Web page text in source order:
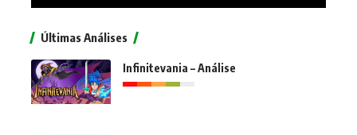
Últimas Análises
Infinitevania – Análise